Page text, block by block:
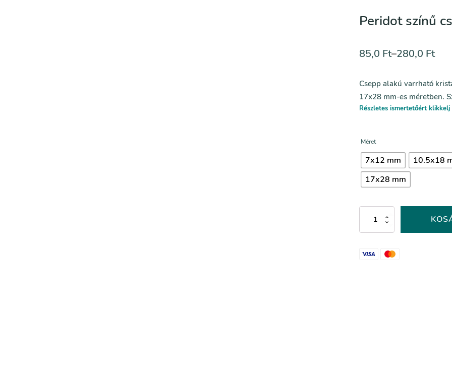
Peridot színű
85,0 Ft–280,0 Ft
Csepp alakú varrható
17x28 mm-es méretben.
Részletes ismertetőért klikkelj
Méret
7x12 mm
10.5x18
17x28 mm
Peridot
csepp
kristály